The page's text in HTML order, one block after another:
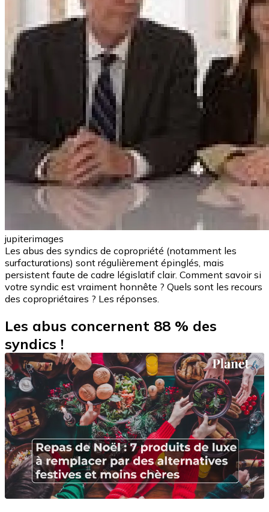
jupiterimages
Les abus des syndics de copropriété (notamment les
surfacturations) sont régulièrement épinglés, mais
persistent faute de cadre législatif clair. Comment savoir si
votre syndic est vraiment honnête ? Quels sont les recours
des copropriétaires ? Les réponses.
Les abus concernent 88 % des
syndics !